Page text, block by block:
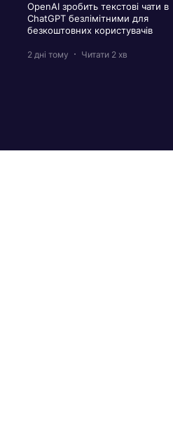
OpenAI зробить текстові чати в
ChatGPT безлімітними для
безкоштовних користувачів
2 дні тому Читати 2 хв